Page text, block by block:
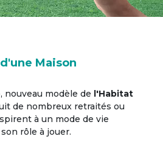
Maison
, nouveau modèle de l'Habitat
de nombreux retraités ou
à un mode de vie
rôle à jouer.